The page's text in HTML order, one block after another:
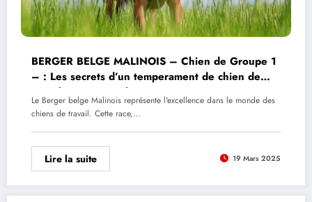
BERGER BELGE MALINOIS – Chien de Groupe 1
– : Les secrets d’un temperament de chien de
travail exceptionnel
Le Berger belge Malinois représente l'excellence dans le monde des
chiens de travail. Cette race,…
Lire la suite 19 Mars 2025